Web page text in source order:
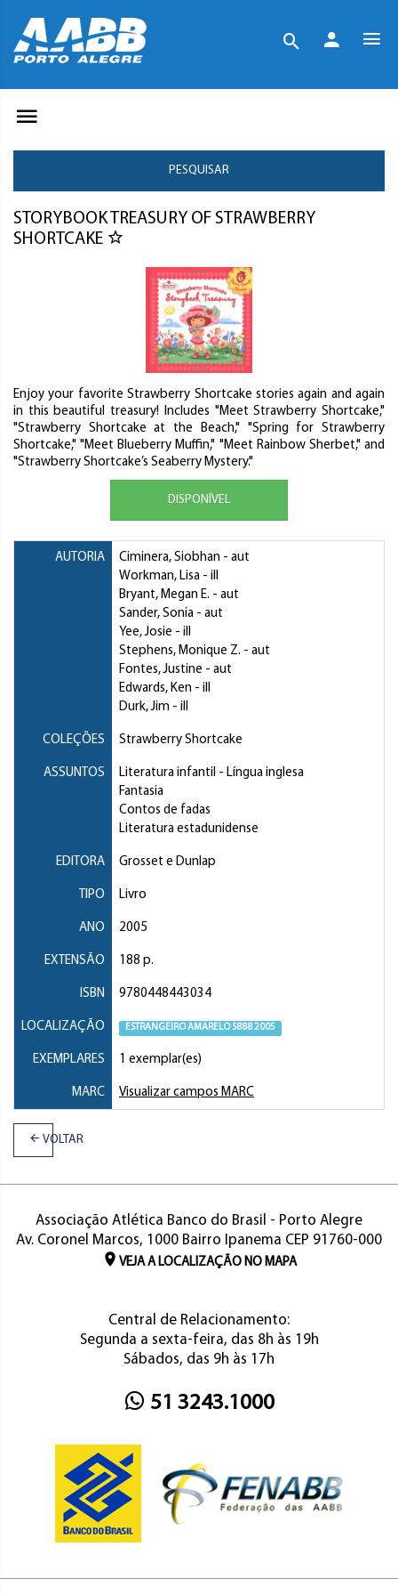
PESQUISAR
STORYBOOK TREASURY OF STRAWBERRY
SHORTCAKE
Enjoy your favorite Strawberry Shortcake stories again and again
in this beautiful treasury! Includes "Meet Strawberry Shortcake,"
"Strawberry Shortcake at the Beach," "Spring for Strawberry
Shortcake," "Meet Blueberry Muffin," "Meet Rainbow Sherbet," and
"Strawberry Shortcake’s Seaberry Mystery."
DISPONÍVEL
AUTORIA Ciminera, Siobhan - aut
Workman, Lisa - ill
Bryant, Megan E. - aut
Sander, Sonia - aut
Yee, Josie - ill
Stephens, Monique Z. - aut
Fontes, Justine - aut
Edwards, Ken - ill
Durk, Jim - ill
COLEÇÕES Strawberry Shortcake
ASSUNTOS Literatura infantil - Língua inglesa
Fantasia
Contos de fadas
Literatura estadunidense
EDITORA Grosset e Dunlap
TIPO Livro
ANO 2005
EXTENSÃO 188 p.
ISBN 9780448443034
LOCALIZAÇÃO ESTRANGEIRO AMARELO S888 2005
EXEMPLARES 1 exemplar(es)
MARC Visualizar campos MARC
VOLTAR
Associação Atlética Banco do Brasil - Porto Alegre
Av. Coronel Marcos, 1000 Bairro Ipanema CEP 91760-000
VEJA A LOCALIZAÇÃO NO MAPA
Central de Relacionamento:
Segunda a sexta-feira, das 8h às 19h
Sábados, das 9h às 17h
51 3243.1000